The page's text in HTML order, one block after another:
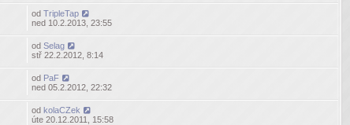
odTripleTap
ned 10.2.2013, 23:55
odSelag
stř 22.2.2012, 8:14
od PaF
ned 05.2.2012, 22:32
odkolaCZek
úte 20.12.2011, 15:58